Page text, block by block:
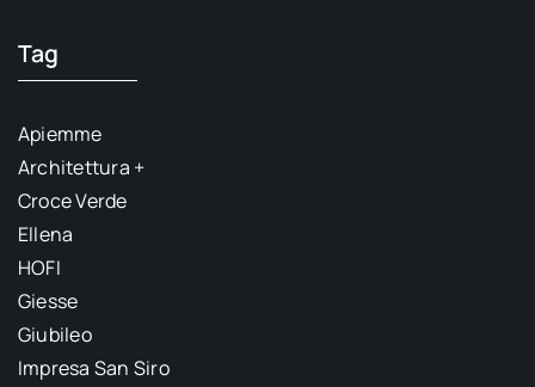
Tag
Apiemme
Architettura +
Croce Verde
Ellena
HOFI
Giesse
Giubileo
Impresa San Siro